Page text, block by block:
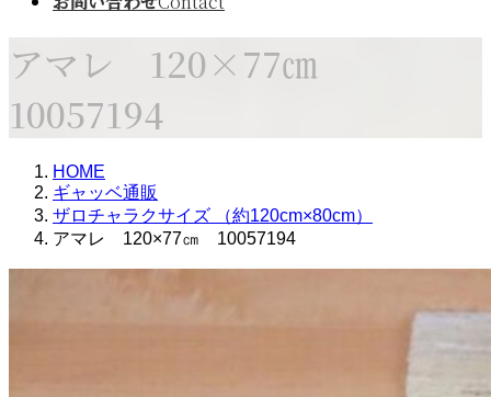
アマレ 120×77㎝
10057194
HOME
ギャッベ通販
ザロチャラクサイズ （約120cm×80cm）
アマレ 120×77㎝ 10057194